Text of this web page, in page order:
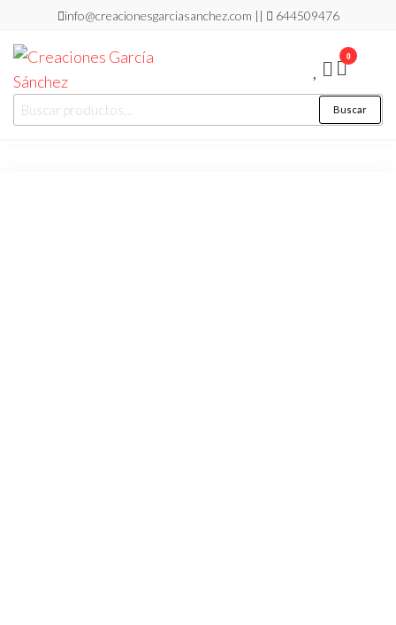
contenido
info@creacionesgarciasanchez.com || 644509476
Creaciones
García
regalos
personalizados
por:
Buscar
0